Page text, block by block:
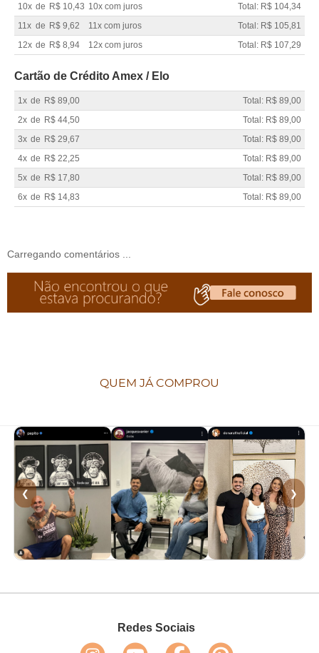
10x de R$ 10,43 10x com juros
Total: R$ 104,34
11x de R$ 9,62 11x com juros
Total: R$ 105,81
12x de R$ 8,94 12x com juros Total: R$ 107,29
Cartão de Crédito Amex / Elo
1x de R$ 89,00
Total: R$ 89,00
2x de R$ 44,50
Total: R$ 89,00
3x de R$ 29,67
Total: R$ 89,00
4x de R$ 22,25
Total: R$ 89,00
5x de R$ 17,80
Total: R$ 89,00
6x de R$ 14,83 Total: R$ 89,00
Carregando comentários ...
QUEM JÁ COMPROU
❮ ❯
Redes Sociais